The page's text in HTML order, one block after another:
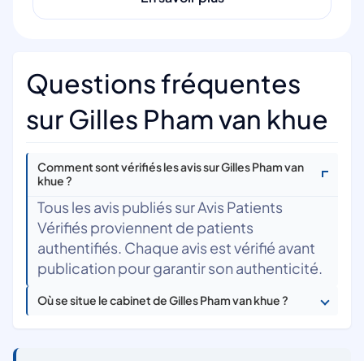
Questions fréquentes
sur Gilles Pham van khue
Comment sont vérifiés les avis sur Gilles Pham van
khue ?
Tous les avis publiés sur Avis Patients
Vérifiés proviennent de patients
authentifiés. Chaque avis est vérifié avant
publication pour garantir son authenticité.
Où se situe le cabinet de Gilles Pham van khue ?